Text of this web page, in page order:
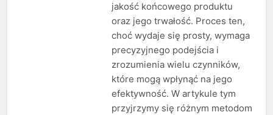
jakość końcowego produktu
oraz jego trwałość. Proces ten,
choć wydaje się prosty, wymaga
precyzyjnego podejścia i
zrozumienia wielu czynników,
które mogą wpłynąć na jego
efektywność. W artykule tym
przyjrzymy się różnym metodom